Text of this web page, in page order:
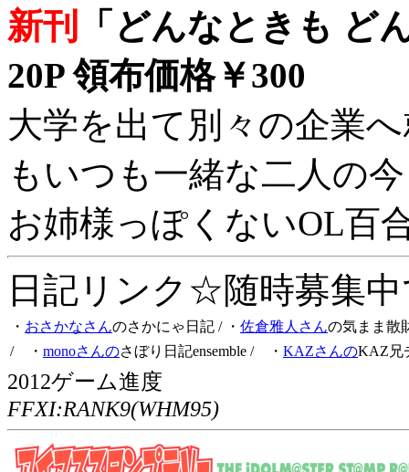
新刊
「どんなときも ど
20P 領布価格￥300
大学を出て別々の企業
もいつも一緒な二人の
お姉様っぽくないOL百
日記リンク☆随時募集
・ おさかなさんのさかにゃ日記 / ・ 佐倉雅人さんの気まま散
/ ・ monoさんのさぼり日記ensemble / ・ KAZさんのKAZ兄
2012ゲーム進度
FFXI:RANK9(WHM95)